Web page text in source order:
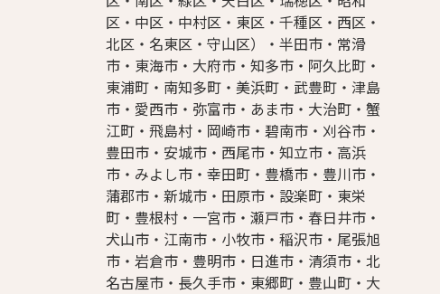
区・中区・中村区・東区・千種区・西区・
北区・名東区・守山区）・半田市・常滑
市・東海市・大府市・知多市・阿久比町・
東浦町・南知多町・美浜町・武豊町・津島
市・愛西市・弥富市・あま市・大治町・蟹
江町・飛島村・岡崎市・碧南市・刈谷市・
豊田市・安城市・西尾市・知立市・高浜
市・みよし市・幸田町・豊橋市・豊川市・
蒲郡市・新城市・田原市・設楽町・東栄
町・豊根村・一宮市・瀬戸市・春日井市・
犬山市・江南市・小牧市・稲沢市・尾張旭
市・岩倉市・豊明市・日進市・清須市・北
名古屋市・長久手市・東郷町・豊山町・大